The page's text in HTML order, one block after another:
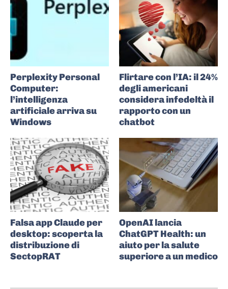
Perplexity Personal
Computer:
l’intelligenza
artificiale arriva su
Windows
Flirtare con l’IA: il 24%
degli americani
considera infedeltà il
rapporto con un
chatbot
Falsa app Claude per
desktop: scoperta la
distribuzione di
SectopRAT
OpenAI lancia
ChatGPT Health: un
aiuto per la salute
superiore a un medico